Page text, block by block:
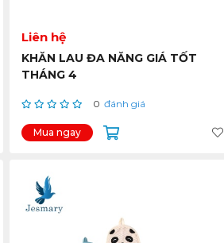
Liên hệ
KHĂN LAU ĐA NĂNG GIÁ TỐT
THÁNG 4
0 đánh giá
Mua ngay